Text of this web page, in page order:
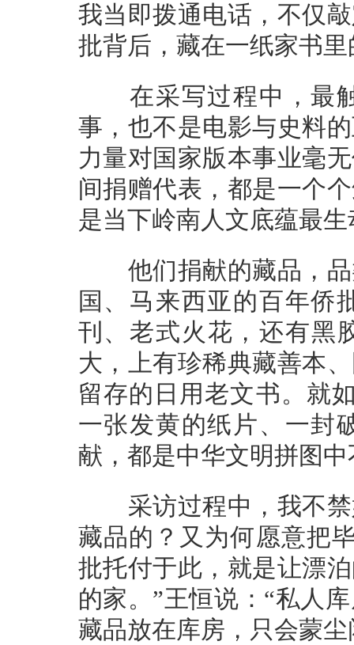
我当即拨通电话，不仅
批背后，藏在一纸家书
在采写过程中，最触
事，也不是电影与史料
力量对国家版本事业毫
间捐赠代表，都是一个
是当下岭南人文底蕴最
他们捐献的藏品，品
国、马来西亚的百年侨
刊、老式火花，还有
大，上有珍稀典藏善本
留存的日用老文书。就
一张发黄的纸片、一封
献，都是中华文明拼图
采访过程中，我不禁
藏品的？又为何愿意把
批托付于此，就是让漂
的家。”王恒说：“私人
藏品放在库房，只会蒙